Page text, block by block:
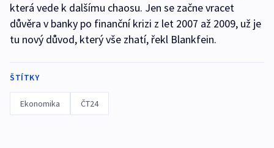
která vede k dalšímu chaosu. Jen se začne vracet
důvěra v banky po finanční krizi z let 2007 až 2009, už je
tu nový důvod, který vše zhatí, řekl Blankfein.
ŠTÍTKY
Ekonomika ČT24